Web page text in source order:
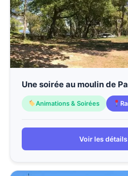
Une soirée au moulin de
Animations & Soirées
Voir les détails